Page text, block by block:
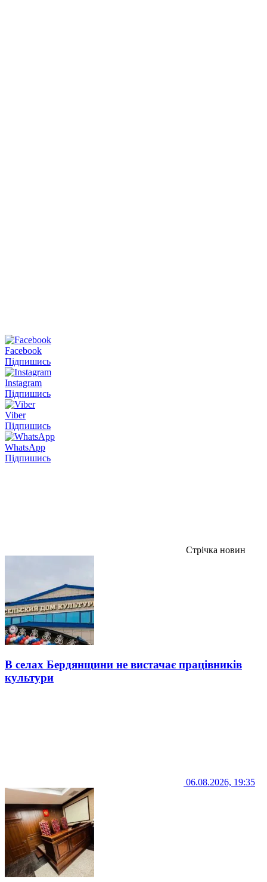
Facebook
Підпишись
Instagram
Підпишись
Viber
Підпишись
WhatsApp
Підпишись
Стрічка новин
В селах Бердянщини не вистачає працівників
культури
06.08.2026, 19:35